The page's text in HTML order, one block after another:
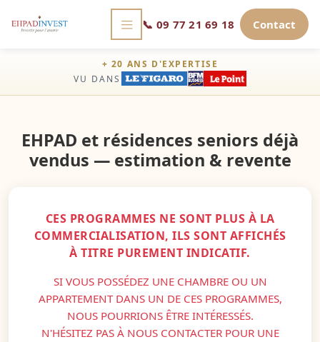
📞 09 77 21 69 18 Contact
+ 20 ANS D'EXPERTISE
VU DANS
EHPAD et résidences seniors déjà
vendus — estimation & revente
CES PROGRAMMES NE SONT PLUS À LA
COMMERCIALISATION, ILS SONT AFFICHÉS
À TITRE PUREMENT INDICATIF.
SI VOUS POSSÉDEZ UNE CHAMBRE OU UN
APPARTEMENT DANS UN DE CES PROGRAMMES,
NOUS POURRIONS ÊTRE INTÉRESSÉS.
N'HÉSITEZ PAS À NOUS CONTACTER POUR UNE